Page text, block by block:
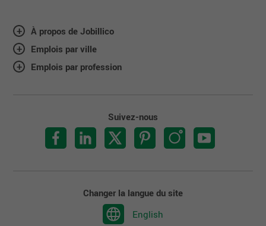
À propos de Jobillico
Emplois par ville
Emplois par profession
Suivez-nous
Changer la langue du site
English